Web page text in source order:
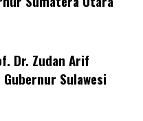
Dr. Zudan Arif
Sulawesi